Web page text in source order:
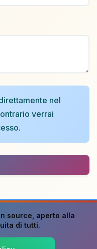
nel
verrai
source , aperto alla
di tutti.